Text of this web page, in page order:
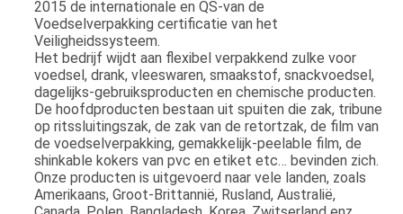
2015 de internationale en QS-van de
Voedselverpakking certificatie van het
Veiligheidssysteem.
Het bedrijf wijdt aan flexibel verpakkend zulke voor
voedsel, drank, vleeswaren, smaakstof, snackvoedsel,
dagelijks-gebruiksproducten en chemische producten.
De hoofdproducten bestaan uit spuiten die zak, tribune
op ritssluitingszak, de zak van de retortzak, de film van
de voedselverpakking, gemakkelijk-peelable film, de
shinkable kokers van pvc en etiket etc… bevinden zich.
Onze producten is uitgevoerd naar vele landen, zoals
Amerikaans, Groot-Brittannië, Rusland, Australië,